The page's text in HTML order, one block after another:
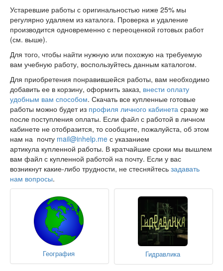
Устаревшие работы с оригинальностью ниже 25% мы
регулярно удаляем из каталога. Проверка и удаление
производится одновременно с переоценкой готовых работ
(см. выше).
Для того, чтобы найти нужную или похожую на требуемую
вам учебную работу, воспользуйтесь данным каталогом.
Для приобретения понравившейся работы, вам необходимо
добавить ее в корзину, оформить заказ, внести оплату
удобным вам способом. Скачать все купленные готовые
работы можно будет из профиля личного кабинета сразу же
после поступления оплаты. Если файл с работой в личном
кабинете не отобразится, то сообщите, пожалуйста, об этом
нам на почту mail@inhelp.me с указанием
артикула купленной работы. В кратчайшие сроки мы вышлем
вам файл с купленной работой на почту. Если у вас
возникнут какие-либо трудности, не стесняйтесь задавать
нам вопросы.
География Гидравлика